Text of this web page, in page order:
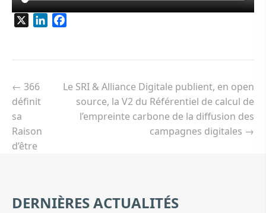
LinkedIn
de
l’article
← 366
définit
sa
Raison
d’être
Le SRI & Alliance Digitale publient, en open
source, la V2 du Référentiel de calcul de
l’empreinte carbone de la diffusion des
campagnes digitales →
DERNIÈRES ACTUALITÉS